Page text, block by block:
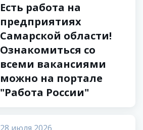
Есть работа на
предприятиях
Самарской области!
Ознакомиться со
всеми вакансиями
можно на портале
"Работа России"